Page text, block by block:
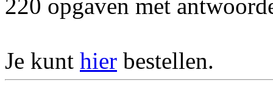
220 opgaven met
Je kunt hier bestellen.